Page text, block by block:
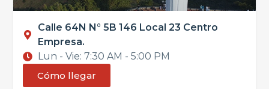
Calle 64N N° 5B 146 Local 23 Centro
Empresa.
Lun - Vie: 7:30 AM - 5:00 PM
Cómo llegar